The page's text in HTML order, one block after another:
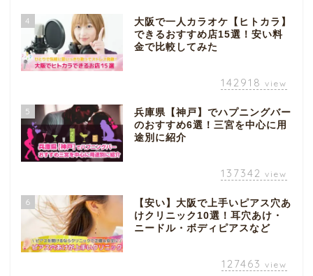
4
大阪で一人カラオケ【ヒトカラ】
できるおすすめ店15選！安い料
金で比較してみた
142918 view
5
兵庫県【神戸】でハプニングバー
のおすすめ6選！三宮を中心に用
途別に紹介
137342 view
6
【安い】大阪で上手いピアス穴あ
けクリニック10選！耳穴あけ・
ニードル・ボディピアスなど
127463 view